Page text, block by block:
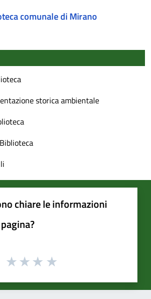
comunale di Mirano
storica ambientale
chiare le informazioni